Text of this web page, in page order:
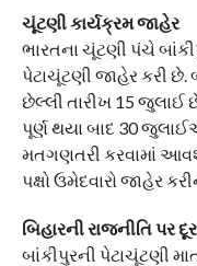
ચૂંટણી કાર્યક્રમ જાહેર
ભારતના ચૂંટણી પંચે
પેટાચૂંટણી જાહેર કરી છે.
છેલ્લી તારીખ 15 જુલાઈ
પૂર્ણ થયા બાદ 30
મતગણતરી કરવામાં
પક્ષો ઉમેદવારો જાહેર
બિહારની રાજનીતિ પર
બાંકીપુરની પેટાચૂંટણી